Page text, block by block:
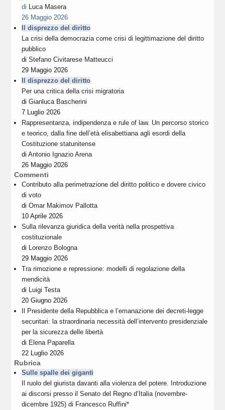
di
Luca Masera
26 Maggio 2026
Il disprezzo del diritto
La crisi della democrazia come crisi di legittimazione del diritto
pubblico
diStefano Civitarese Matteucci
29 Maggio 2026
Il disprezzo del diritto
Per una critica della crisi migratoria
diGianluca Bascherini
7 Luglio 2026
Rappresentanza, indipendenza e rule of law. Un percorso storico
e teorico, dalla fine dell’età elisabettiana agli esordi della
Costituzione statunitense
diAntonio Ignazio Arena
26 Maggio 2026
Commenti
Contributo alla perimetrazione del diritto politico e dovere civico
di voto
diOmar Makimov Pallotta
10 Aprile 2026
Sulla rilevanza giuridica della verità nella prospettiva
costituzionale
di
Lorenzo Bologna
29 Maggio 2026
Tra rimozione e repressione: modelli di regolazione della
mendicità
di
Luigi Testa
20 Giugno 2026
Il Presidente della Repubblica e l’emanazione dei decreti-legge
securitari: la straordinaria necessità dell’intervento presidenziale
per la sicurezza delle libertà
di Elena Paparella
22 Luglio 2026
Rubrica
Sulle spalle dei giganti
Il ruolo del giurista davanti alla violenza del potere. Introduzione
ai discorsi presso il Senato del Regno d’Italia (novembre-
dicembre 1925) di Francesco Ruffini*